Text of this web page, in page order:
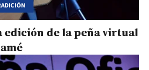
edición de la peña virtual